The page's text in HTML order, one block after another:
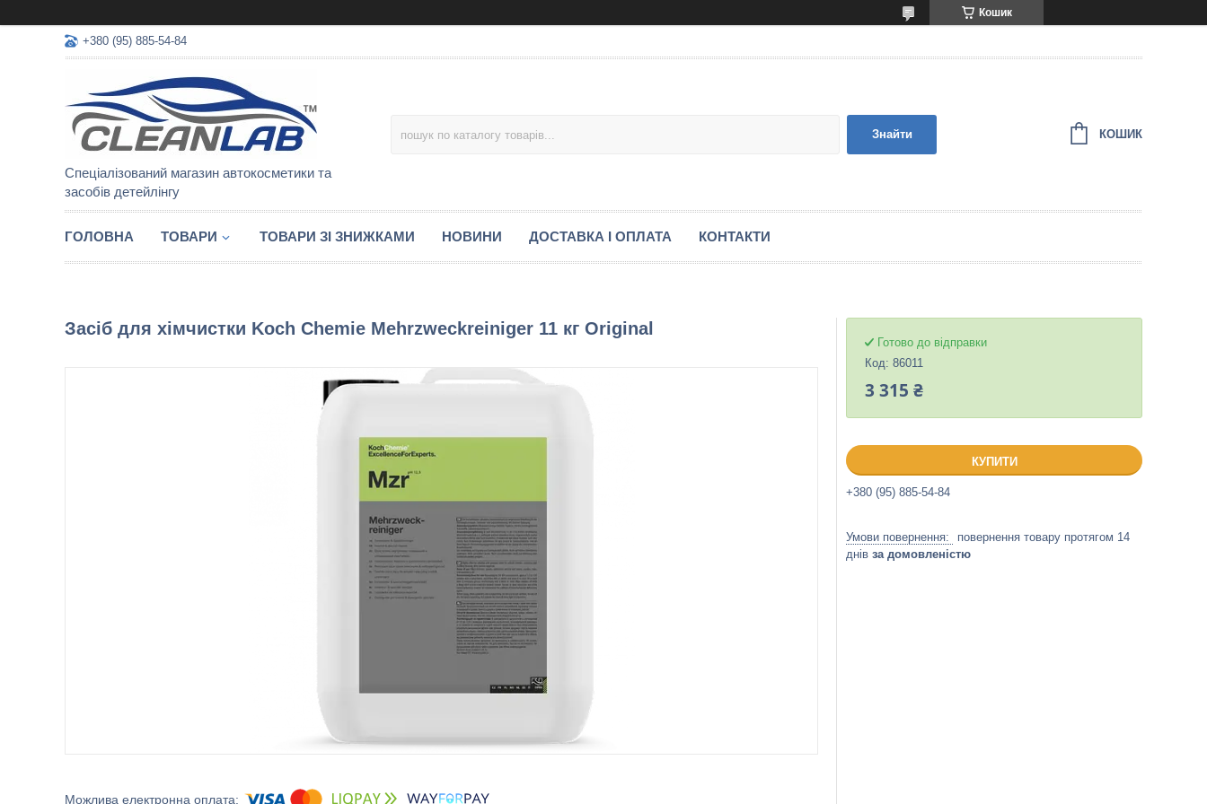
Кошик
+380 (95) 885-54-84
Спеціалізований магазин автокосметики та
засобів детейлінгу
Знайти КОШИК
ГОЛОВНА ТОВАРИ ТОВАРИ ЗІ ЗНИЖКАМИ НОВИНИ ДОСТАВКА І ОПЛАТА КОНТАКТИ
Засіб для хімчистки Koch Chemie Mehrzweckreiniger 11 кг Original
Готово до відправки
Код: 86011
3 315 ₴
КУПИТИ
+380 (95) 885-54-84
повернення товару протягом 14
днів за домовленістю